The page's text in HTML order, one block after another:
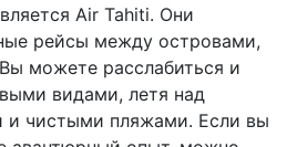
Air Tahiti. Они
рейсы между островами,
можете расслабиться и
видами, летя над
чистыми пляжами. Если вы